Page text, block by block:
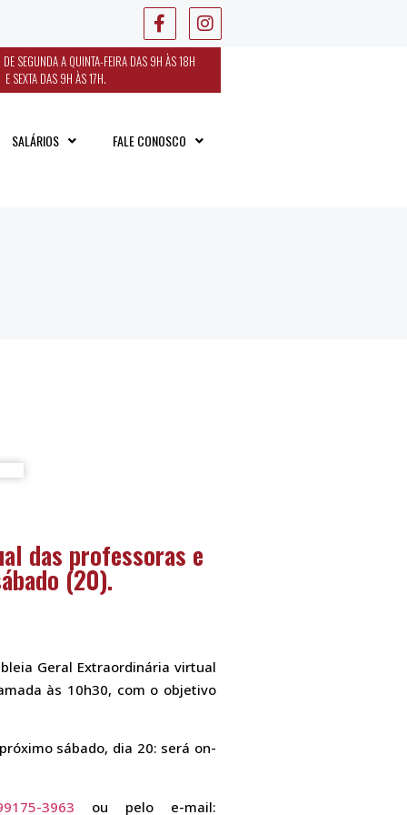
DE SEGUNDA A QUINTA-FEIRA DAS 9H ÀS 18H
E SEXTA DAS 9H ÀS 17H.
SALÁRIOS FALE CONOSCO
das professoras e
(20).
Geral Extraordinária virtual
às 10h30, com o objetivo
sábado, dia 20: será on-
3963 ou pelo e-mail: